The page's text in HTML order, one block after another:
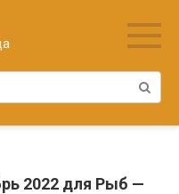
2022 для Рыб —